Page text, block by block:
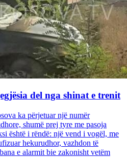
del nga shinat e trenit
ka përjetuar një numër
shumë prej tyre me pasoja
është i rëndë: një vend i vogël, me
hekurudhor, vazhdon të
e alarmit bie zakonisht vetëm